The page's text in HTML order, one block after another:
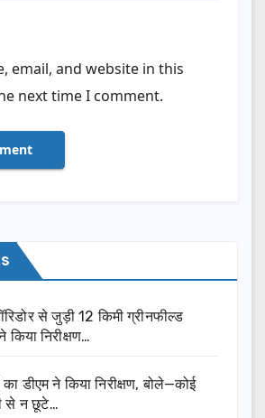
email, and website in this
next time I comment.
से जुड़ी 12 किमी ग्रीनफील्ड
किया निरीक्षण…
डीएम ने किया निरीक्षण, बोले—कोई
से न छूटे…